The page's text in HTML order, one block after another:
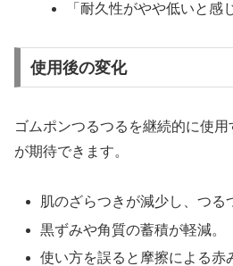
「耐久性がやや低いと感
使用後の変化
ゴムポンつるつるを継続的に使
が期待できます。
肌のざらつきが減少し、つる
黒ずみや角質の蓄積が軽減。
使い方を誤ると摩擦による赤